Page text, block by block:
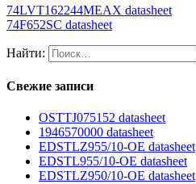
74LVT162244MEAX datasheet
74F652SC datasheet
Найти:
Свежие записи
OSTTJ075152 datasheet
1946570000 datasheet
EDSTLZ955/10-OE datasheet
EDSTL955/10-OE datasheet
EDSTLZ950/10-OE datasheet